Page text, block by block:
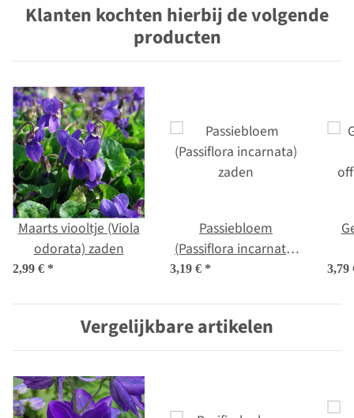
Klanten kochten hierbij de volgende
producten
Maarts viooltje (Viola
odorata) zaden
2,99 € *
Passiebloem
(Passiflora incarnata)
3,19 € * 3,79
Vergelijkbare artikelen